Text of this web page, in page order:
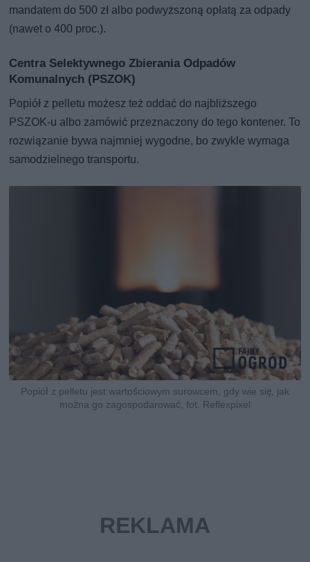
mandatem do 500 zł albo podwyższoną opłatą za odpady
(nawet o 400 proc.).
Centra Selektywnego Zbierania Odpadów
Komunalnych (PSZOK)
Popiół z pelletu możesz też oddać do najbliższego
PSZOK-u albo zamówić przeznaczony do tego kontener. To
rozwiązanie bywa najmniej wygodne, bo zwykle wymaga
samodzielnego transportu.
Popiół z pelletu jest wartościowym surowcem, gdy wie się, jak
można go zagospodarować, fot. Reflexpixel